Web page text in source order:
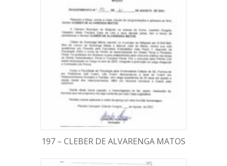
197 – CLEBER DE ALVARENGA MATOS